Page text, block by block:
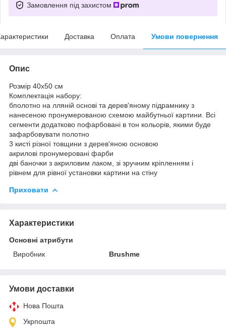
Замовлення під захистом
Доставка Оплата Умови повернення
Опис
Розмір 40x50 см
Комплектація набору:
бполотно на лляній основі та дерев'яному підрамнику з
нанесеною пронумерованою схемою майбутньої картини. Всі
сегменти додатково пофарбовані в тон кольорів, якими буде
зафарбовувати полотно
3 кисті різної товщини з дерев'яною основою
акрилові пронумеровані фарби
дві баночки з акриловим лаком, зі зручним кріпленням і
рівнем для рівної установки картини на стіну
Приховати
Характеристики
Основні атрибути
Виробник
Brushme
Умови доставки
Нова Пошта
Укрпошта